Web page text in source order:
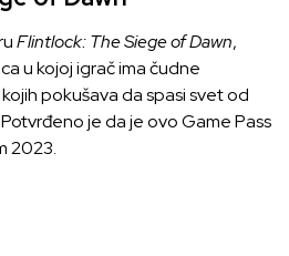
Flintlock: The Siege of Dawn,
u kojoj igrač ima čudne
pokušava da spasi svet od
je da je ovo Game Pass
2023.